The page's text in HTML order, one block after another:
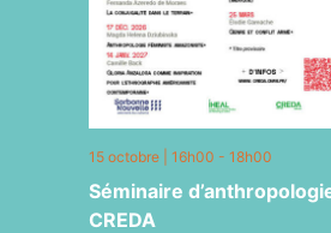
Séminaire
CREDA
15 octobre | 16h00 - 18h00